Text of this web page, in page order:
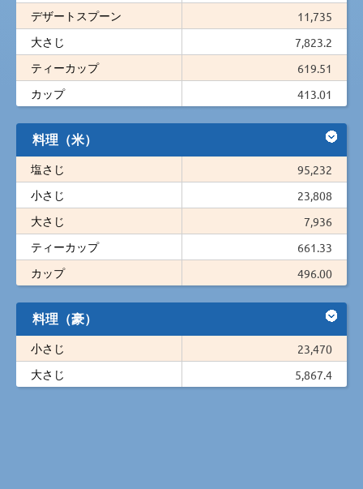
デザートスプーン
11,735
大さじ
7,823.2
ティーカップ
619.51
カップ
413.01
料理（米）
塩さじ
95,232
小さじ
23,808
大さじ
7,936
ティーカップ
661.33
カップ
496.00
料理（豪）
小さじ
23,470
大さじ
5,867.4